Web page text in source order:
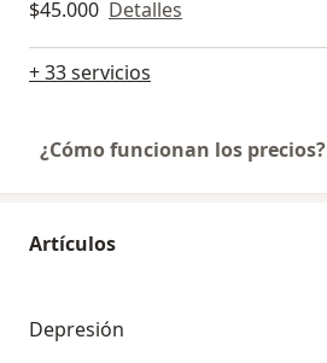
$45.000 Detalles
+ 33 servicios
¿Cómo funcionan los precios?
Artículos
Depresión